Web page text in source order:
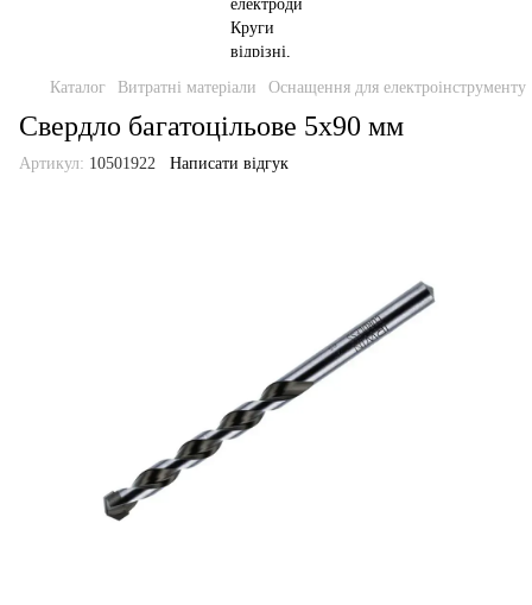
Каталог Витратні матеріали Оснащення для електроінструменту
Свердло багатоцільове 5х90 мм
Артикул: 10501922 Написати відгук